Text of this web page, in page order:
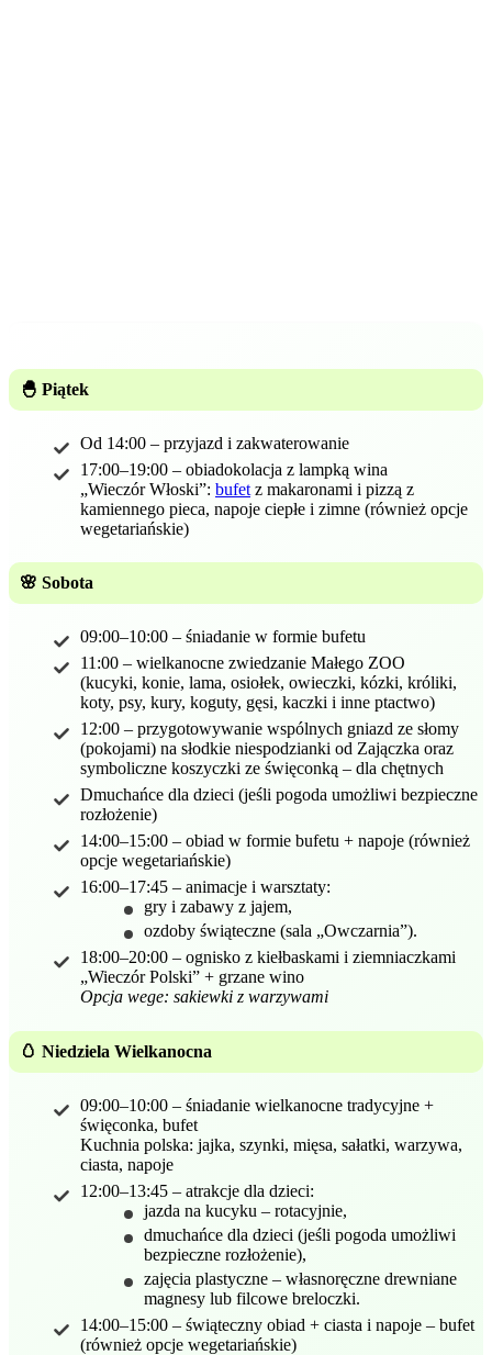
🐣 Piątek
Od 14:00 – przyjazd i zakwaterowanie
17:00–19:00 – obiadokolacja z lampką wina
„Wieczór Włoski”: bufet z makaronami i pizzą z
kamiennego pieca, napoje ciepłe i zimne (również opcje
wegetariańskie)
🌸 Sobota
09:00–10:00 – śniadanie w formie bufetu
11:00 – wielkanocne zwiedzanie Małego ZOO
(kucyki, konie, lama, osiołek, owieczki, kózki, króliki,
koty, psy, kury, koguty, gęsi, kaczki i inne ptactwo)
12:00 – przygotowywanie wspólnych gniazd ze słomy
(pokojami) na słodkie niespodzianki od Zajączka oraz
symboliczne koszyczki ze święconką – dla chętnych
Dmuchańce dla dzieci (jeśli pogoda umożliwi bezpieczne
rozłożenie)
14:00–15:00 – obiad w formie bufetu + napoje (również
opcje wegetariańskie)
16:00–17:45 – animacje i warsztaty:
gry i zabawy z jajem,
ozdoby świąteczne (sala „Owczarnia”).
18:00–20:00 – ognisko z kiełbaskami i ziemniaczkami
„Wieczór Polski” + grzane wino
Opcja wege: sakiewki z warzywami
🥚 Niedziela Wielkanocna
09:00–10:00 – śniadanie wielkanocne tradycyjne +
święconka, bufet
Kuchnia polska: jajka, szynki, mięsa, sałatki, warzywa,
ciasta, napoje
12:00–13:45 – atrakcje dla dzieci:
jazda na kucyku – rotacyjnie,
dmuchańce dla dzieci (jeśli pogoda umożliwi
bezpieczne rozłożenie),
zajęcia plastyczne – własnoręczne drewniane
magnesy lub filcowe breloczki.
14:00–15:00 – świąteczny obiad + ciasta i napoje – bufet
(również opcje wegetariańskie)